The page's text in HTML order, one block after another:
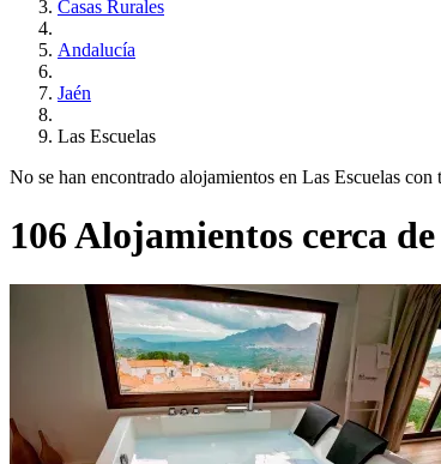
Casas Rurales
Andalucía
Jaén
Las Escuelas
No se han encontrado alojamientos en Las Escuelas con
106 Alojamientos cerca